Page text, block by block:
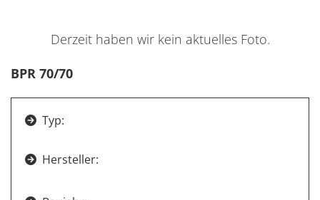
Derzeit haben wir kein aktuelles Foto.
BPR 70/70
 Typ:
 Hersteller: